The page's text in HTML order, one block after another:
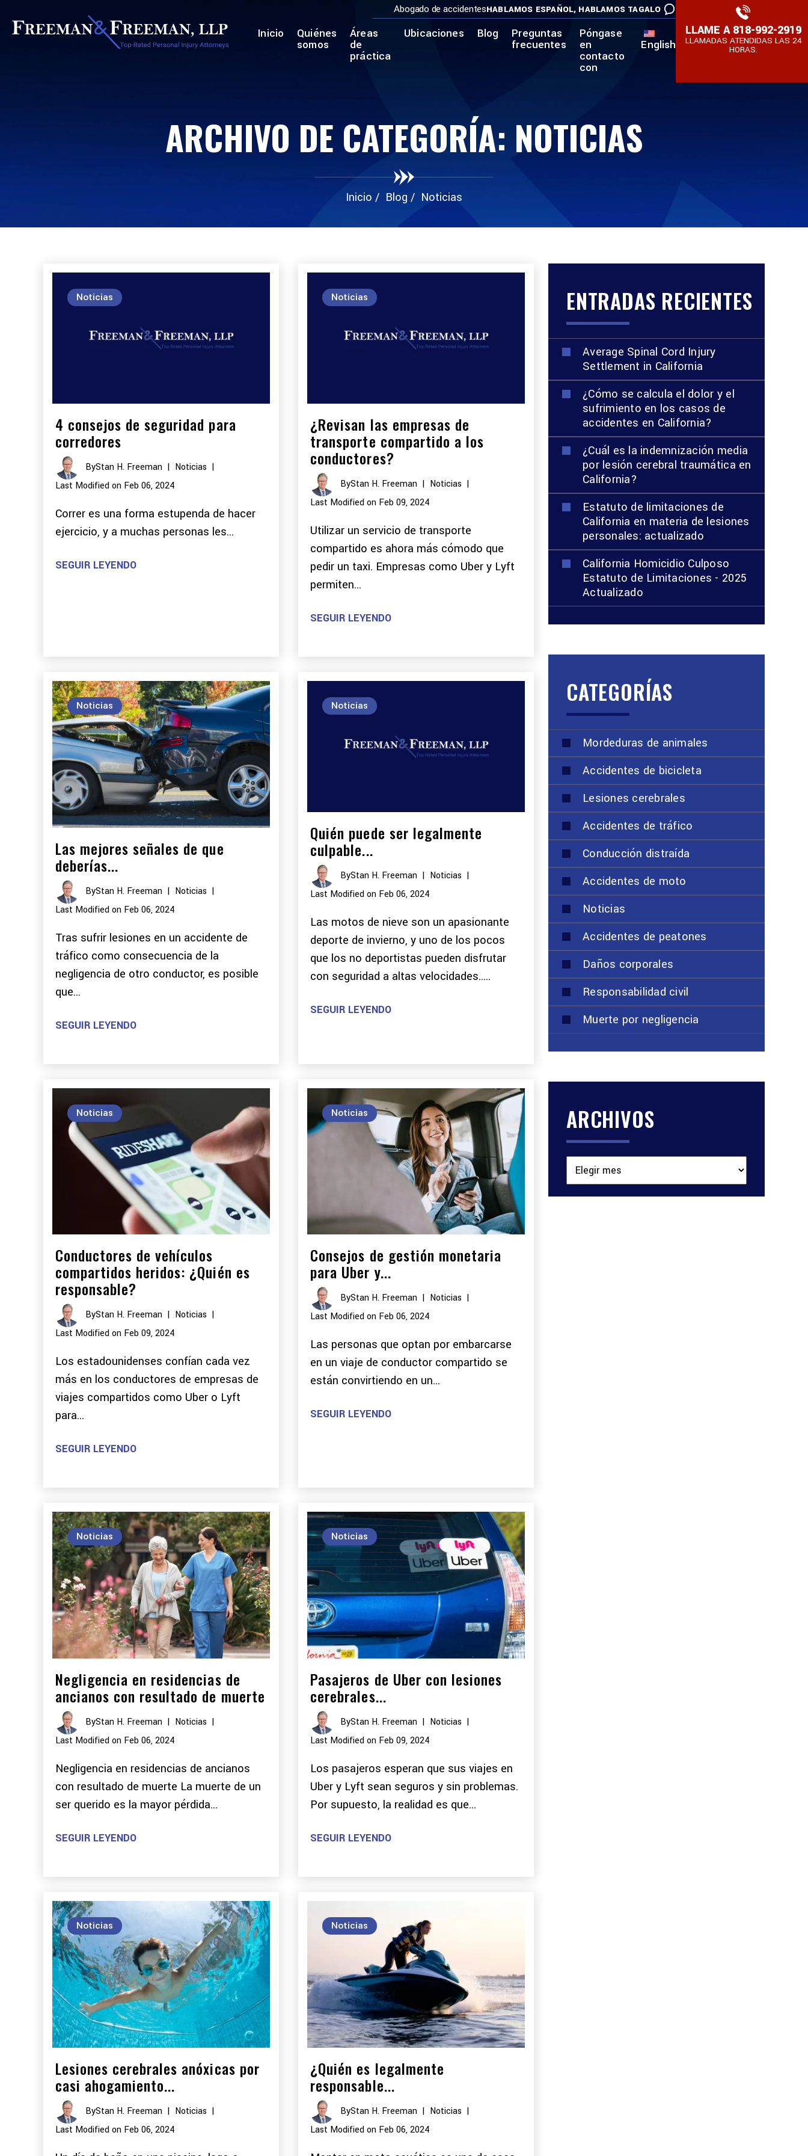
Abogado de accidentesHABLAMOS ESPAÑOL, HABLAMOS TAGALO
Inicio Quiénes
somos
Áreas
de
práctica
Ubicaciones Blog Preguntas
frecuentes
Póngase
en
contacto
con
English
LLAME A818-992-2919
LLAMADAS ATENDIDAS LAS 24
HORAS.
ARCHIVO DE CATEGORÍA: NOTICIAS
Inicio / Blog / Noticias
4 consejos de seguridad para
corredores
ByStan H. Freeman | Noticias |
Last Modified on Feb 06, 2024
Correr es una forma estupenda de hacer
ejercicio, y a muchas personas les...
Noticias
SEGUIR LEYENDO
¿Revisan las empresas de
transporte compartido a los
conductores?
ByStan H. Freeman | Noticias |
Last Modified on Feb 09, 2024
Utilizar un servicio de transporte
compartido es ahora más cómodo que
pedir un taxi. Empresas como Uber y Lyft
permiten...
Noticias
SEGUIR LEYENDO
Las mejores señales de que
deberías...
ByStan H. Freeman | Noticias |
Last Modified on Feb 06, 2024
Tras sufrir lesiones en un accidente de
tráfico como consecuencia de la
negligencia de otro conductor, es posible
que...
Noticias
SEGUIR LEYENDO
Quién puede ser legalmente
culpable...
ByStan H. Freeman | Noticias |
Last Modified on Feb 06, 2024
Las motos de nieve son un apasionante
deporte de invierno, y uno de los pocos
que los no deportistas pueden disfrutar
con seguridad a altas velocidades.....
Noticias
SEGUIR LEYENDO
Conductores de vehículos
compartidos heridos: ¿Quién es
responsable?
ByStan H. Freeman | Noticias |
Last Modified on Feb 09, 2024
Los estadounidenses confían cada vez
más en los conductores de empresas de
viajes compartidos como Uber o Lyft
para...
Noticias
SEGUIR LEYENDO
Consejos de gestión monetaria
para Uber y...
ByStan H. Freeman | Noticias |
Last Modified on Feb 06, 2024
Las personas que optan por embarcarse
en un viaje de conductor compartido se
están convirtiendo en un...
Noticias
SEGUIR LEYENDO
Negligencia en residencias de
ancianos con resultado de muerte
ByStan H. Freeman | Noticias |
Last Modified on Feb 06, 2024
Negligencia en residencias de ancianos
con resultado de muerte La muerte de un
ser querido es la mayor pérdida...
Noticias
SEGUIR LEYENDO
Pasajeros de Uber con lesiones
cerebrales...
ByStan H. Freeman | Noticias |
Last Modified on Feb 09, 2024
Los pasajeros esperan que sus viajes en
Uber y Lyft sean seguros y sin problemas.
Por supuesto, la realidad es que...
Noticias
SEGUIR LEYENDO
Lesiones cerebrales anóxicas por
casi ahogamiento...
ByStan H. Freeman | Noticias |
Last Modified on Feb 06, 2024
Noticias
¿Quién es legalmente
responsable...
ByStan H. Freeman | Noticias |
Last Modified on Feb 06, 2024
Noticias
ENTRADAS RECIENTES
Average Spinal Cord Injury
Settlement in California
¿Cómo se calcula el dolor y el
sufrimiento en los casos de
accidentes en California?
¿Cuál es la indemnización media
por lesión cerebral traumática en
California?
Estatuto de limitaciones de
California en materia de lesiones
personales: actualizado
California Homicidio Culposo
Estatuto de Limitaciones - 2025
Actualizado
CATEGORÍAS
Mordeduras de animales
Accidentes de bicicleta
Lesiones cerebrales
Accidentes de tráfico
Conducción distraída
Accidentes de moto
Noticias
Accidentes de peatones
Daños corporales
Responsabilidad civil
Muerte por negligencia
ARCHIVOS